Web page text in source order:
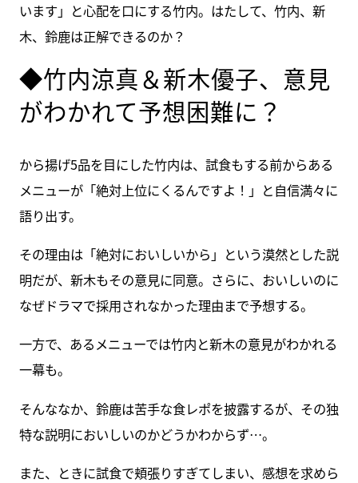
います」と心配を口にする竹内。はたして、竹内、新
木、鈴鹿は正解できるのか？
◆竹内涼真＆新木優子、意見
がわかれて予想困難に？
から揚げ5品を目にした竹内は、試食もする前からある
メニューが「絶対上位にくるんですよ！」と自信満々に
語り出す。
その理由は「絶対においしいから」という漠然とした説
明だが、新木もその意見に同意。さらに、おいしいのに
なぜドラマで採用されなかった理由まで予想する。
一方で、あるメニューでは竹内と新木の意見がわかれる
一幕も。
そんななか、鈴鹿は苦手な食レポを披露するが、その独
特な説明においしいのかどうかわからず…。
また、ときに試食で頬張りすぎてしまい、感想を求めら